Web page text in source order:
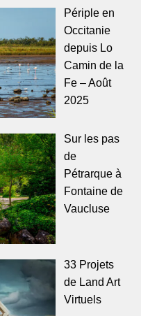
Périple en
Occitanie
depuis Lo
Camin de la
Fe – Août
2025
Sur les pas
de
Pétrarque à
Fontaine de
Vaucluse
33 Projets
de Land Art
Virtuels